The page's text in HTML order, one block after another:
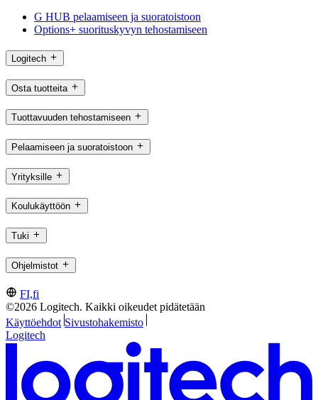
G HUB pelaamiseen ja suoratoistoon
Options+ suorituskyvyn tehostamiseen
Logitech
Osta tuotteita
Tuottavuuden tehostamiseen
Pelaamiseen ja suoratoistoon
Yrityksille
Koulukäyttöön
Tuki
Ohjelmistot
FI,fi
©2026 Logitech. Kaikki oikeudet pidätetään
Käyttöehdot Sivustohakemisto
Logitech